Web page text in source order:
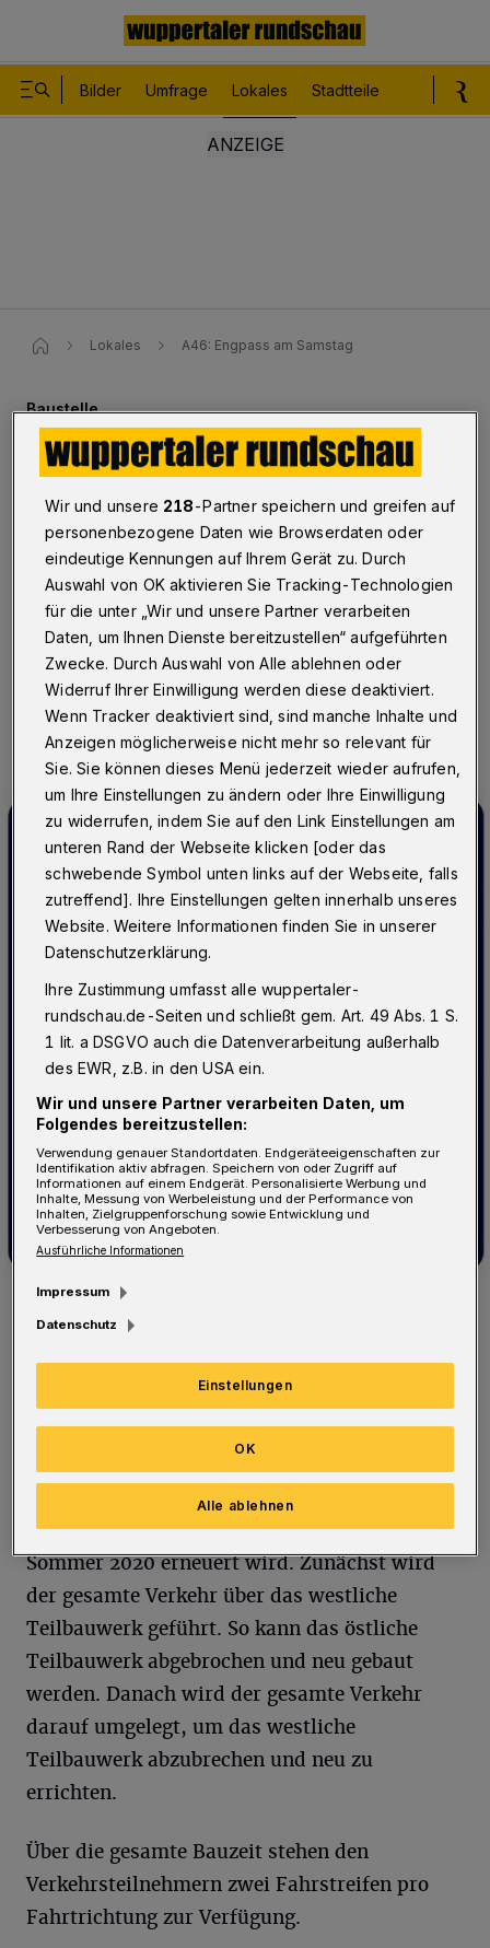
Bilder Umfrage Lokales Stadtteile
Lokales A46: Engpass am Samstag
Baustelle
A46: Engpass am Samstag
Wuppertal·Am Samstag (11. März 2017) steht von 8
bis 20 Uhr zwischen den A46-Anschlussstellen
Wuppertal-Sonnborn und Haan-Ost nur ein
Fahrstreifen zur Verfügung. Es muss mit
Verkehrsbehinderungen gerechnet werden.
10.03.2017 , 21:44 Uhr Eine Minute Lesezeit
Symbolfoto.
Foto: DVR
Die "Straßen.NRW"-Regionalniederlassung
Ruhr richtet eine Dauerbaustelle an der Brücke
Westring ein, die in zwei Abschnitten bis
Sommer 2020 erneuert wird. Zunächst wird
der gesamte Verkehr über das westliche
Teilbauwerk geführt. So kann das östliche
Teilbauwerk abgebrochen und neu gebaut
werden. Danach wird der gesamte Verkehr
darauf umgelegt, um das westliche
Teilbauwerk abzubrechen und neu zu
errichten.
Über die gesamte Bauzeit stehen den
Verkehrsteilnehmern zwei Fahrstreifen pro
Fahrtrichtung zur Verfügung.
Wir und unsere 218-Partner speichern und greifen auf
personenbezogene Daten wie Browserdaten oder
eindeutige Kennungen auf Ihrem Gerät zu. Durch
Auswahl von OK aktivieren Sie Tracking-Technologien
für die unter „Wir und unsere Partner verarbeiten
Daten, um Ihnen Dienste bereitzustellen“ aufgeführten
Zwecke. Durch Auswahl von Alle ablehnen oder
Widerruf Ihrer Einwilligung werden diese deaktiviert.
Wenn Tracker deaktiviert sind, sind manche Inhalte und
Anzeigen möglicherweise nicht mehr so relevant für
Sie. Sie können dieses Menü jederzeit wieder aufrufen,
um Ihre Einstellungen zu ändern oder Ihre Einwilligung
zu widerrufen, indem Sie auf den Link Einstellungen am
unteren Rand der Webseite klicken [oder das
schwebende Symbol unten links auf der Webseite, falls
zutreffend]. Ihre Einstellungen gelten innerhalb unseres
Website. Weitere Informationen finden Sie in unserer
Datenschutzerklärung.
Ihre Zustimmung umfasst alle wuppertaler-
rundschau.de-Seiten und schließt gem. Art. 49 Abs. 1 S.
1 lit. a DSGVO auch die Datenverarbeitung außerhalb
des EWR, z.B. in den USA ein.
Wir und unsere Partner verarbeiten Daten, um
Folgendes bereitzustellen:
Verwendung genauer Standortdaten. Endgeräteeigenschaften zur
Identifikation aktiv abfragen. Speichern von oder Zugriff auf
Informationen auf einem Endgerät. Personalisierte Werbung und
Inhalte, Messung von Werbeleistung und der Performance von
Inhalten, Zielgruppenforschung sowie Entwicklung und
Verbesserung von Angeboten.
Ausführliche Informationen
Impressum
Datenschutz
Einstellungen
Alle ablehnen
OK